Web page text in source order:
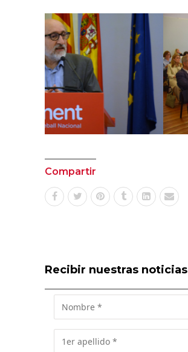
Compartir
Recibir nuestras noticias